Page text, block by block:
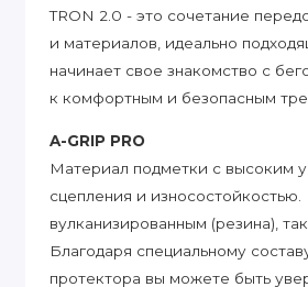
TRON 2.0 - это сочетание
и материалов, идеально
начинает свое знакомство с
к комфортным и безопасным
A-GRIP PRO
Материал подметки с высоким
сцепления и
вулканизированным (резина),
Благодаря специальному
протектора вы можете быть